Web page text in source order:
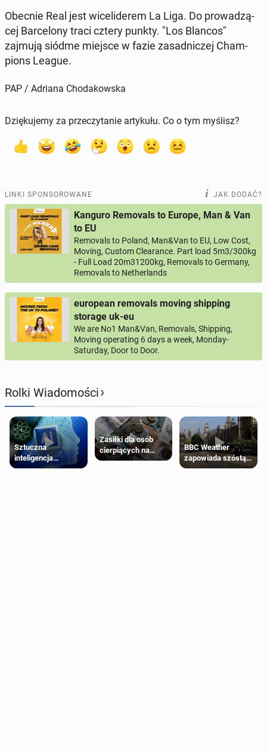
Obecnie Real jest wi­ce­li­de­rem La Liga. Do pro­wa­dzą­
cej Bar­ce­lo­ny traci cztery punkty. "Los Blancos"
zajmują siódme miejsce w fazie za­sad­ni­czej Cham­
pions League.
PAP / Adriana Chodakowska
Dziękujemy za przeczytanie artykułu. Co o tym myślisz?
LINKI SPONSOROWANE JAK DODAĆ?
Kanguro Removals to Europe, Man & Van
to EU
Removals to Poland, Man&Van to EU, Low Cost,
Moving, Custom Clearance. Part load 5m3/300kg
- Full Load 20m31200kg, Removals to Germany,
Removals to Netherlands
european removals moving shipping
storage uk-eu
We are No1 Man&Van, Removals, Shipping,
Moving operating 6 days a week, Monday-
Saturday, Door to Door.
Rolki Wiadomości›
Sztuczna
inteligencja
próbowała oszukać
Zasiłki dla osób
cierpiących na
schorzenia
BBC Weather
zapowiada szóstą
falę upałów w